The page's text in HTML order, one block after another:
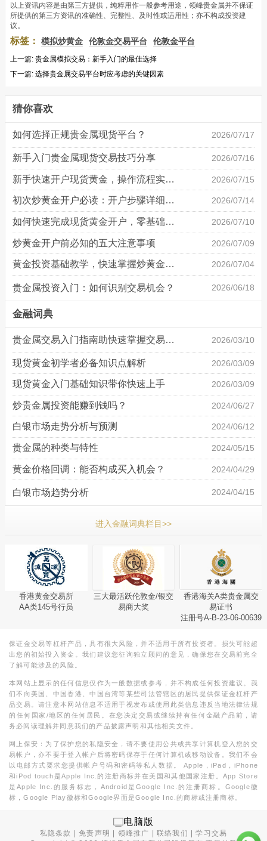
以上资讯内容是由第三方提供，纯粹用作一般参考用途，领峰贵金属并不保证
所提供的第三方资讯的准确性、完整性、及时性或适用性；亦不构成投资建
议。
标签： 模拟炒黄金 伦敦金交易平台 伦敦金平台
上一篇: 贵金属模拟交易：新手入门的最佳选择
下一篇: 选择贵金属交易平台时应考虑的关键因素
猜你喜欢
如何选择正规贵金属现货平台？ 2026/07/17
新手入门贵金属现货交易技巧分享 2026/07/16
新手快速开户现货黄金，操作流程实操详解 2026/07/15
初次炒黄金开户必读：开户步骤详细说明 2026/07/14
如何快速完成现货黄金开户，零基础也能轻松上手 2026/07/10
炒黄金开户前必知的五大注意事项 2026/07/09
黄金投资基础教学，快速掌握炒黄金技巧 2026/07/04
贵金属投资入门：如何识别交易机会？ 2026/06/18
金融词典
贵金属交易入门指南助快速掌握交易基础 2026/03/10
现货黄金初学者必备知识点解析 2026/03/09
现货黄金入门基础知识带你快速上手 2026/03/09
炒贵金属投资能赚到钱吗？ 2024/06/27
白银市场走势分析与预测 2024/06/12
贵金属的种类与特性 2024/05/15
黄金价格回调：能否构成买入机会？ 2024/04/29
白银市场趋势分析 2024/04/15
进入金融词典栏目>>
香港黄金交易所
AA类145号行员
三大最活跃伦敦金/银交
易商大奖
香港海关A类贵金属交
易证书
注册号A-B-23-06-00639
保证金交易等杠杆产品，具有很大风险，并不适用于所有投资者。损失可能超
出您的初始投入资金。我们建议您征询独立顾问的意见，确保您在交易前完全
了解可能涉及的风险。
本网站上显示的任何信息仅作为一般数据或参考，并不构成任何投资建议。我
们不向美国、中国香港、中国台湾等某些司法管辖区的居民提供保证金杠杆产
品交易。请注意本网站信息不适用于视发布或使用此类信息违反当地法律法规
的任何国家/地区的任何居民。在您决定交易或继续持有任何金融产品前，请
务必阅读理解并同意我们的产品披露声明和其他相关文件。
网上保安：为了保护您的私隐安全，请不要使用公共或共享计算机登入您的交
易帐户，亦不要于登入帐户后将密码保存于任何计算机或移动设备。我们不会
以电邮方式要求您提供帐户号码和密码等私人数据。 Apple，iPad，iPhone
和iPod touch是Apple Inc.的注册商标并在美国和其他国家注册。App Store
是Apple Inc.的服务标志，Android是Google Inc.的注册商标。Google徽
标，Google Play徽标和Google界面是Google Inc.的商标或注册商标。
电脑版
私隐条款 |免责声明 | 领峰推广 |联络我们 |学习交易